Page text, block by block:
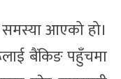
समस्या आएको हो।
बैंकिङ पहुँचमा